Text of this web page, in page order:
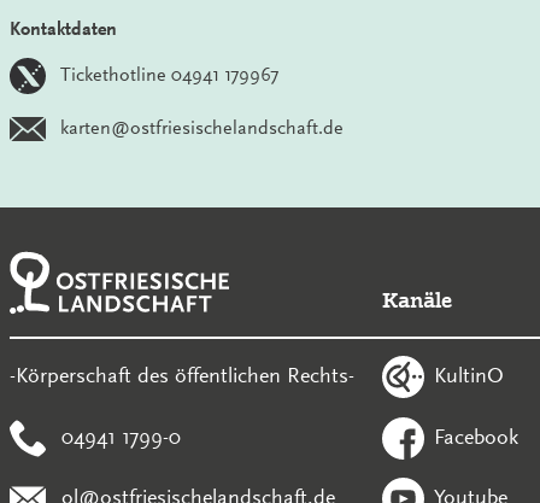
Kontaktdaten
Tickethotline 04941 179967
karten@ostfriesischelandschaft.de
-Körperschaft des öffentlichen Rechts-
04941 1799-0
ol@ostfriesischelandschaft.de
Kanäle
KultinO
Facebook
Youtube